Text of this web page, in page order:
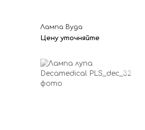
Лампа Вуда
Цену уточняйте